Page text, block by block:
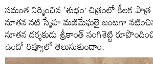
సమంత నిర్మించిన 'శుభం’ చిత్రంలో కీలక
నూతన నటి స్మేహ మణిమేఘలై జంటగా
నూతన దర్శకుడు శ్రీకాంత్‌ సంగిశెట్టి
ఉందో రివ్యూలో తెలుసుకుందాం.